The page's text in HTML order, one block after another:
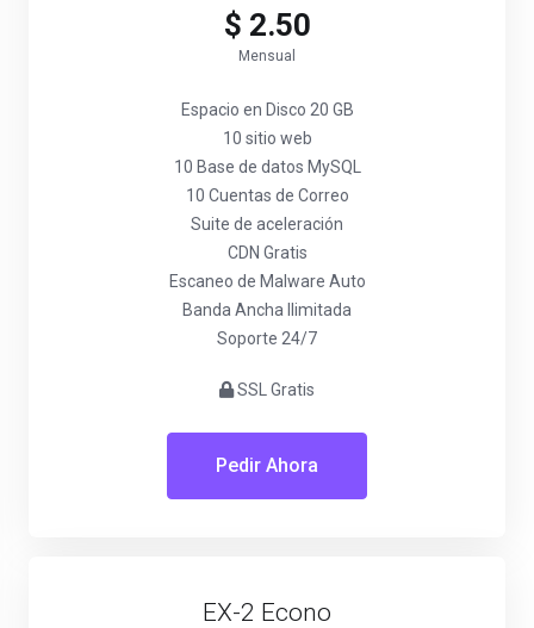
$ 2.50
Mensual
Espacio en Disco 20 GB
10 sitio web
10 Base de datos MySQL
10 Cuentas de Correo
Suite de aceleración
CDN Gratis
Escaneo de Malware Auto
Banda Ancha Ilimitada
Soporte 24/7
SSL Gratis
Pedir Ahora
EX-2 Econo